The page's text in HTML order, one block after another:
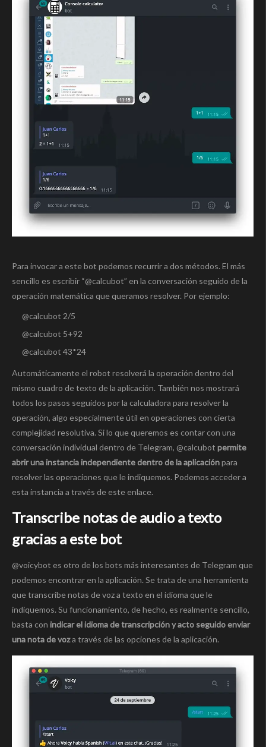
Para invocar a este bot podemos recurrir a dos métodos. El más
sencillo es escribir “@calcubot” en la conversación seguido de la
operación matemática que queramos resolver. Por ejemplo:
@calcubot 2/5
@calcubot 5+92
@calcubot 43*24
Automáticamente el robot resolverá la operación dentro del
mismo cuadro de texto de la aplicación. También nos mostrará
todos los pasos seguidos por la calculadora para resolver la
operación, algo especialmente útil en operaciones con cierta
complejidad resolutiva. Si lo que queremos es contar con una
conversación individual dentro de Telegram, @calcubot permite
abrir una instancia independiente dentro de la aplicaciónpara
resolver las operaciones que le indiquemos. Podemos acceder a
esta instancia a través de este enlace.
Transcribe notas de audio a texto
gracias a este bot
@voicybot es otro de los bots más interesantes de Telegram que
podemos encontrar en la aplicación. Se trata de una herramienta
que transcribe notas de voz a texto en el idioma que le
indiquemos. Su funcionamiento, de hecho, es realmente sencillo,
basta con indicar el idioma de transcripción y acto seguido enviar
una nota de voza través de las opciones de la aplicación.